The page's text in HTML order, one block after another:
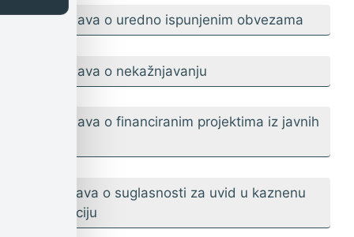
4. Izjava o uredno ispunjenim obvezama
5. Izjava o nekažnjavanju
6. Izjava o financiranim projektima iz javnih
7. Izjava o suglasnosti za uvid u kaznenu
evidenciju